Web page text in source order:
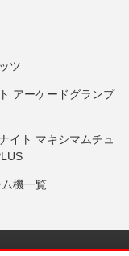
ツ
アーケードグランプ
イト マキシマムチュ
機一覧